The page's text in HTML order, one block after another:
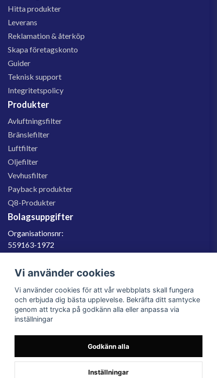
Hitta produkter
Leverans
Reklamation & återköp
Skapa företagskonto
Guider
Teknisk support
Integritetspolicy
Produkter
Avluftningsfilter
Bränslefilter
Luftfilter
Oljefilter
Vevhusfilter
Payback produkter
Q8-Produkter
Bolagsuppgifter
Organisationsnr:
559163-1972
SE559163197201
060-566 800
info@filter.se
559163-1972
© 2023 Filter.se, All rights reserved.
Vi använder cookies
Vi använder cookies för att vår webbplats skall fungera
och erbjuda dig bästa upplevelse. Bekräfta ditt samtycke
genom att trycka på godkänn alla eller anpassa via
inställningar
Godkänn alla
Inställningar